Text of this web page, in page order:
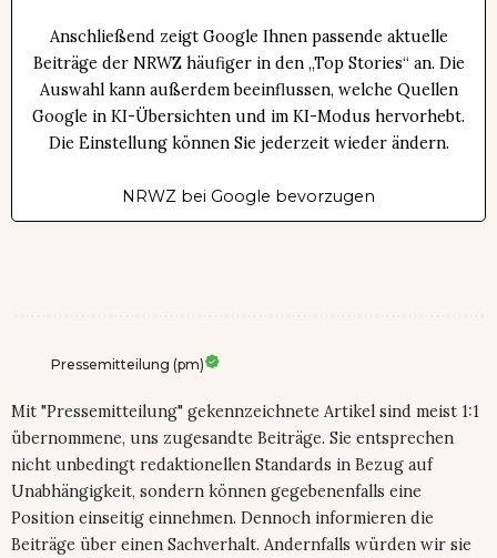
Anschließend zeigt Google Ihnen passende aktuelle
Beiträge der NRWZ häufiger in den „Top Stories“ an. Die
Auswahl kann außerdem beeinflussen, welche Quellen
Google in KI-Übersichten und im KI-Modus hervorhebt.
Die Einstellung können Sie jederzeit wieder ändern.
NRWZ bei Google bevorzugen
Pressemitteilung (pm)
Mit "Pressemitteilung" gekennzeichnete Artikel sind meist 1:1
übernommene, uns zugesandte Beiträge. Sie entsprechen
nicht unbedingt redaktionellen Standards in Bezug auf
Unabhängigkeit, sondern können gegebenenfalls eine
Position einseitig einnehmen. Dennoch informieren die
Beiträge über einen Sachverhalt. Andernfalls würden wir sie